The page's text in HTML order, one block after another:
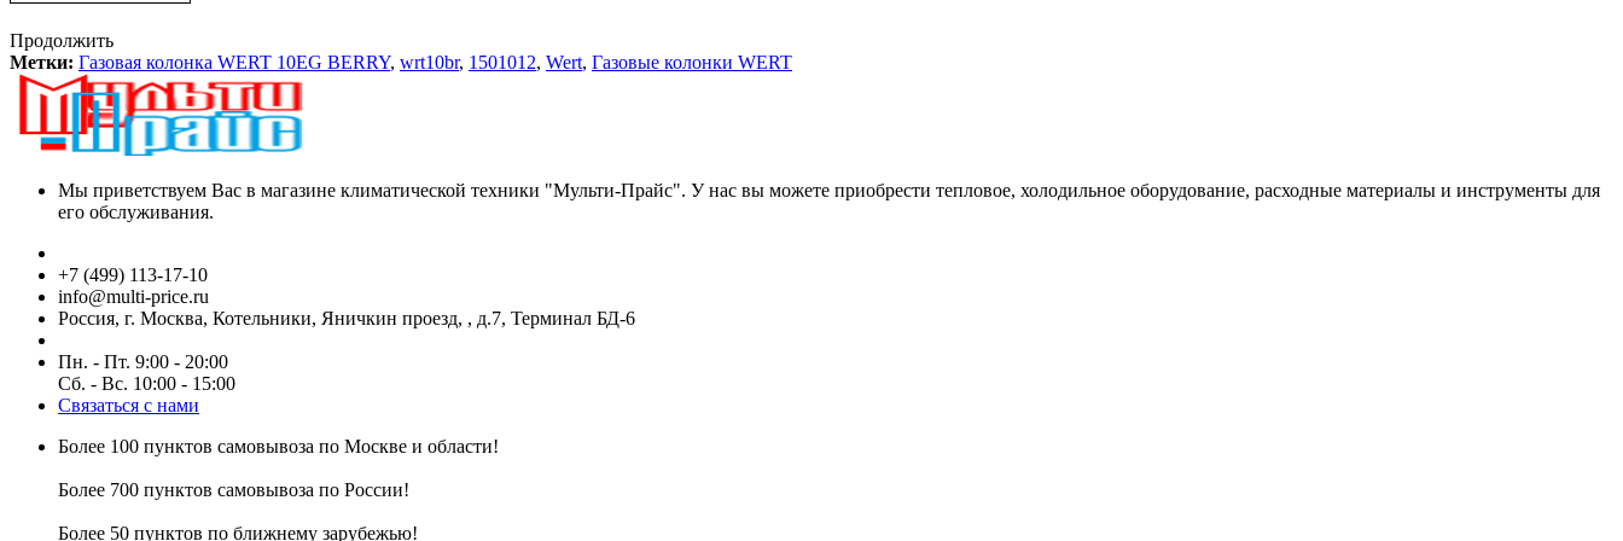
Продолжить
Метки: Газовая колонка WERT 10EG BERRY, wrt10br, 1501012, Wert, Газовые колонки WERT
Мы приветствуем Вас в магазине климатической техники "Мульти-Прайс". У нас вы можете приобрести тепловое, холодильное оборудование, расходные материалы и инструменты для
его обслуживания.
+7 (499) 113-17-10
info@multi-price.ru
Россия, г. Москва, Котельники, Яничкин проезд, , д.7, Терминал БД-6
Пн. - Пт. 9:00 - 20:00
Сб. - Вс. 10:00 - 15:00
Связаться с нами
Более 100 пунктов самовывоза по Москве и области!
Более 700 пунктов самовывоза по России!
Более 50 пунктов по ближнему зарубежью!